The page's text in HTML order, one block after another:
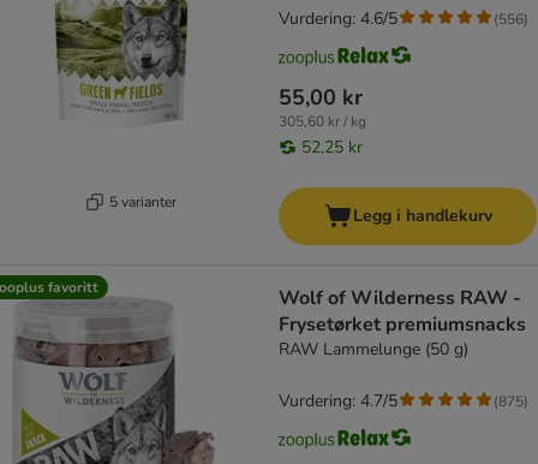
5 varianter
55,00 kr
305,60 kr / kg
52,25 kr
Vurdering: 4.6/5 (556)
Legg i handlekurv
favoritt
Wolf of Wilderness RAW -
Frysetørket premiumsnacks
RAW Lammelunge (50 g)
Vurdering: 4.7/5 (875)